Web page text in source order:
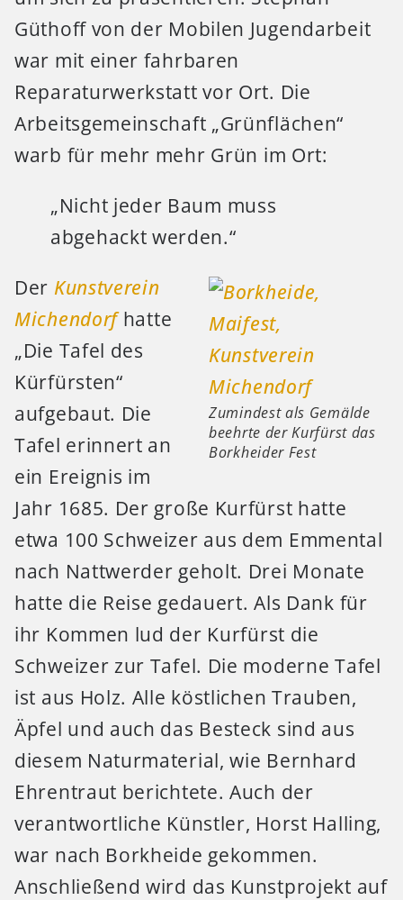
Güthoff von der Mobilen Jugendarbeit
war mit einer fahrbaren
Reparaturwerkstatt vor Ort. Die
Arbeitsgemeinschaft „Grünflächen“
warb für mehr mehr Grün im Ort:
„Nicht jeder Baum muss
abgehackt werden.“
Zumindest als Gemälde
beehrte der Kurfürst das
Borkheider Fest
Der Kunstverein
Michendorfhatte
„Die Tafel des
Kürfürsten“
aufgebaut. Die
Tafel erinnert an
ein Ereignis im
Jahr 1685. Der große Kurfürst hatte
etwa 100 Schweizer aus dem Emmental
nach Nattwerder geholt. Drei Monate
hatte die Reise gedauert. Als Dank für
ihr Kommen lud der Kurfürst die
Schweizer zur Tafel. Die moderne Tafel
ist aus Holz. Alle köstlichen Trauben,
Äpfel und auch das Besteck sind aus
diesem Naturmaterial, wie Bernhard
Ehrentraut berichtete. Auch der
verantwortliche Künstler, Horst Halling,
war nach Borkheide gekommen.
Anschließend wird das Kunstprojekt auf